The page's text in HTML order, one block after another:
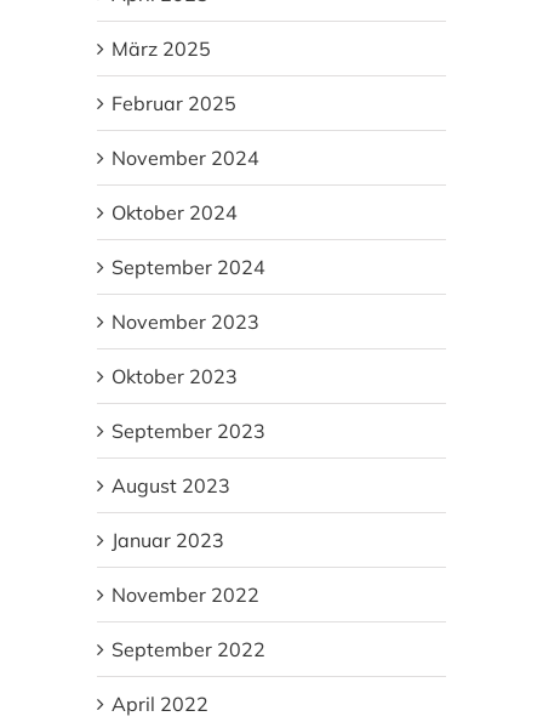
März 2025
Februar 2025
November 2024
Oktober 2024
September 2024
November 2023
Oktober 2023
September 2023
August 2023
Januar 2023
November 2022
September 2022
April 2022